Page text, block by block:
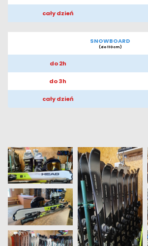
cały dzień
SNOWBOARD
(do 110cm)
do 2h
do 3h
cały dzień